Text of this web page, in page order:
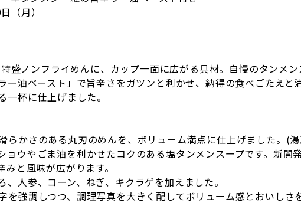
日（月）
盛ノンフライめんに、カップ一面に広がる具材。自慢のタンメン
ー油ペースト」で旨辛さをガツンと利かせ、納得の食べごたえと
杯に仕上げました。
らかさのある丸刃のめんを、ボリューム満点に仕上げました。(
ョウやごま油を利かせたコクのある塩タンメンスープです。新開
と風味が広がります。
人参、コーン、ねぎ、キクラゲを加えました。
を強調しつつ、調理写真を大きく配してボリューム感とおいしさ